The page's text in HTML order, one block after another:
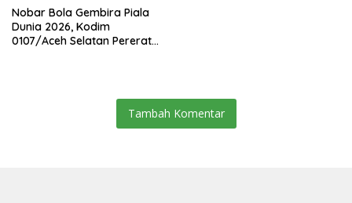
Nobar Bola Gembira Piala
Dunia 2026, Kodim
0107/Aceh Selatan Pererat
Tambah Komentar